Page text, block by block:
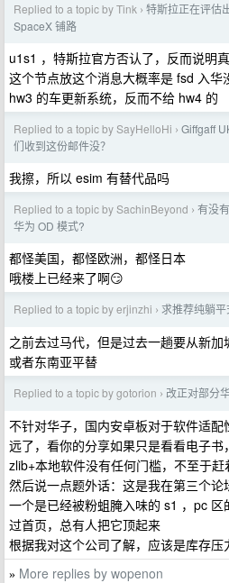
Replied to a topic by Tink › 特斯拉正在评估
SpaceX 铺路
u1s1 ，特斯拉官方否认了，反而说明
这个节点放这个消息大概率是 fsd 入华
hw3 的车更新系统，反而不给 hw4 的
Replied to a topic by SayHelloHi › Giffgaff
们收到这份邮件没？
我擦，所以 esim 有替代品吗
Replied to a topic by SachinBeyond › 有没
华为 OD 模式?
都怪美国，都怪欧洲，都怪日本
哦楼上已经来了啊😏
Replied to a topic by erjinzhi › 求推荐纯躺
之前去过马代，但是过去一趟要从新
或者东南亚平替
Replied to a topic by gotorion › 改正对部分
不针对华子，国内安卓板对于软件适
远了，看你的分享如果只是看看电子
zlib+本地软件没有任何门槛，不至于
然后说一点题外话：这是我在第三个
一个是已经被粉蛆腌入味的 s1 ，pc
过首页，总有人把它顶起来
根据我对这个公司了解，应该是库存压
» More replies by wopenon